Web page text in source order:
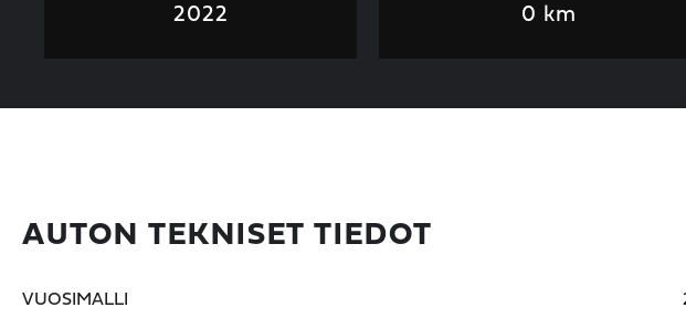
2022 0 km
AUTON TEKNISET TIEDOT
VUOSIMALLI